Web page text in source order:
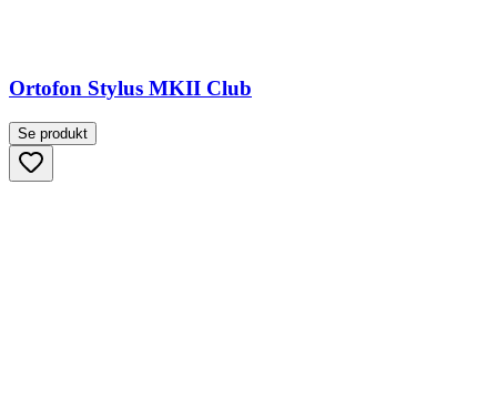
Ortofon Stylus MKII Club
Se produkt